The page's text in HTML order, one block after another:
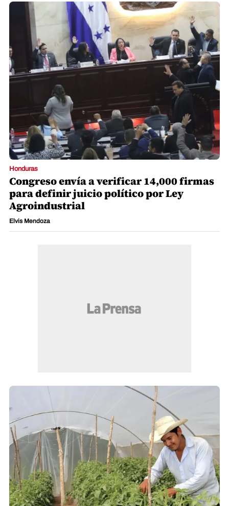
Honduras
Congreso envía a verificar 14,000 firmas
para definir juicio político por Ley
Agroindustrial
Elvis Mendoza